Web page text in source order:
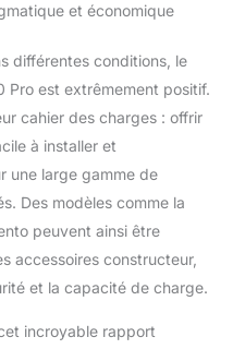
et économique
différentes conditions, le
Pro est extrêmement positif.
cahier des charges : offrir
à installer et
une large gamme de
Des modèles comme la
peuvent ainsi être
accessoires constructeur,
et la capacité de charge.
incroyable rapport